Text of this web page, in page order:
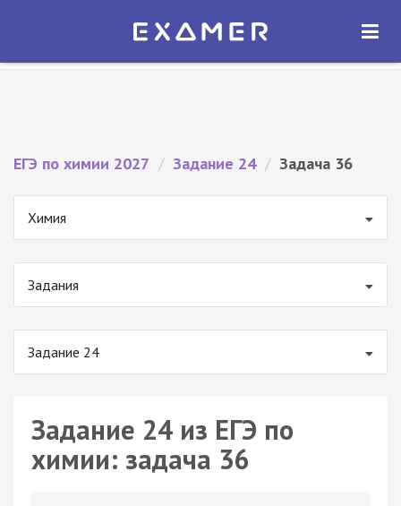
Экзамер — ЕГЭ 2027
ОТКРЫТЬ
ЕГЭ по химии 2027 / Задание 24 / Задача 36
Химия
Задания
Задание 24
Задание 24 из ЕГЭ по
химии: задача 36